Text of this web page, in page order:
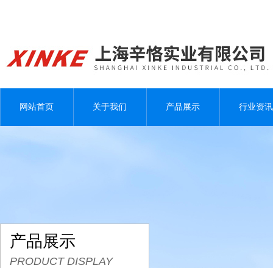
网站首页 关于我们 产品展示 行业资讯
产品展示
PRODUCT DISPLAY